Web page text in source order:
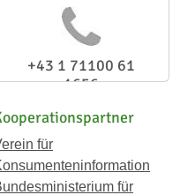
+43 1 71100 61
1656
für
für